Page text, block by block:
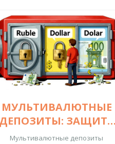
МУЛЬТИВАЛЮТНЫЕ
ДЕПОЗИТЫ: ЗАЩИТА
ОТ ВАЛЮТНЫХ
Мультивалютные депозиты